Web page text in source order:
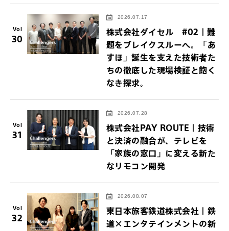
Vol
30
2026.07.17
株式会社ダイセル #02｜難
題をブレイクスルーへ。「あ
すほ」誕生を支えた技術者た
ちの徹底した現場検証と飽く
なき探求。
Vol
31
2026.07.28
株式会社PAY ROUTE｜技術
と決済の融合が、テレビを
「家族の窓口」に変える新た
なリモコン開発
Vol
32
2026.08.07
東日本旅客鉄道株式会社｜鉄
道×エンタテインメントの新